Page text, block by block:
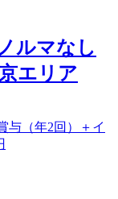
ルマなし
エリア
与（年2回）＋イ